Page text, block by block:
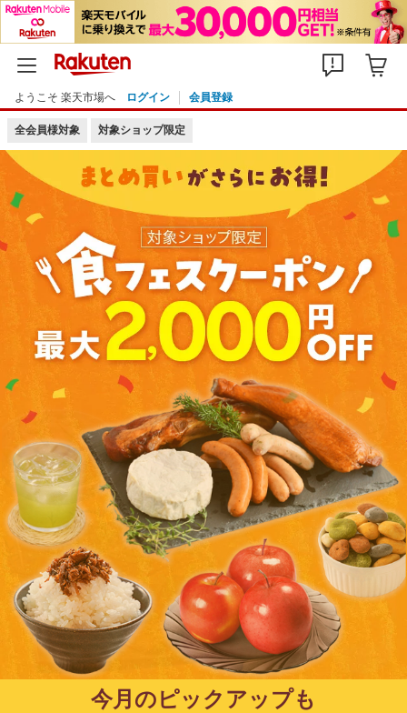
ようこそ 楽天市場へ ログイン 会員登録
全会員様対象 対象ショップ限定
今月のピックアップも